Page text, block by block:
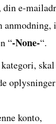
e-
“-None-“.
konto,